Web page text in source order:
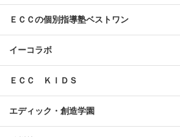
ＥＣＣの個別指導塾ベストワン
イーコラボ
ＥＣＣ ＫＩＤＳ
エディック・創造学園